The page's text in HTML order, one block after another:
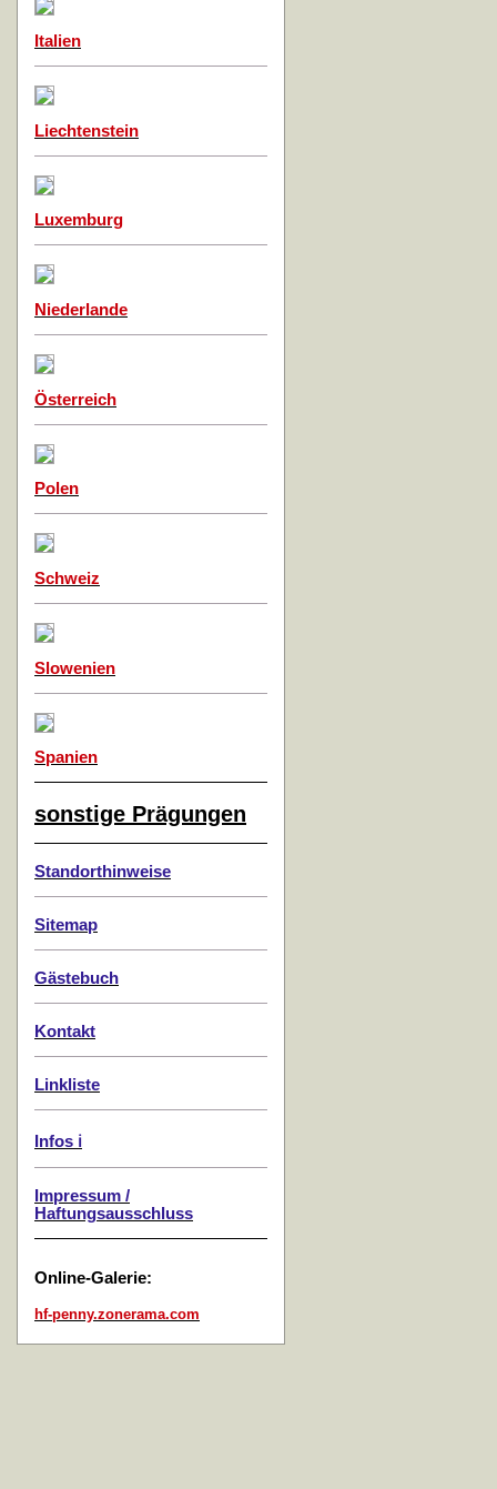
Italien
Liechtenstein
Luxemburg
Niederlande
Österreich
Polen
Schweiz
Slowenien
Spanien
sonstige Prägungen
Standorthinweise
Sitemap
Gästebuch
Kontakt
Linkliste
Infos ℹ️
Impressum /
Haftungsausschluss
Online-Galerie:
hf-penny.zonerama.com